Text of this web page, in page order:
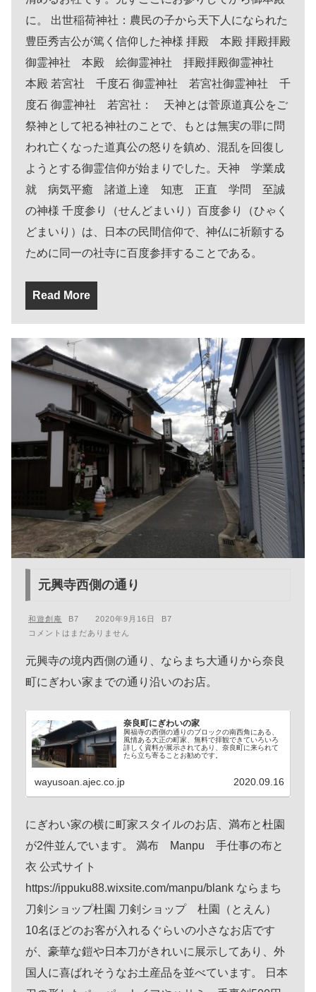
に。 出世稲荷神社：農民の子から天下人になられた
豊臣秀吉公が篤く信仰した神様 拝殿 本殿 拝殿拝殿
御霊神社 本殿 絵御霊神社 拝殿拝殿御霊神社
本殿 若宮社 千度石 御霊神社 若宮社御霊神社 千
度石 御霊神社 若宮社： 天神とは菅原道真公をご
祭神として祀る神社のことで、もとは無実の罪に問
われ亡くなった道真公の怒りを鎮め、混乱を回復し
ようとする御霊信仰が始まりでした。天神 学業成
就 病気平癒 諸道上達 知恵 正直 学問 至誠
の神様 千度参り（せんどまいり）百度参り（ひゃく
どまいり）は、日本の民間信仰で、神仏に祈願する
ために同一の社寺に百度参拝することである。
Read More
元興寺西側の通り
和遊創庵
2020年9月16日
コメントはまだありません
元興寺の境内西側の通り、ならまち大通りから奈良
町にぎわい家までの通り沿いのお店。
奈良町にぎわいの家
興福寺の西側の通りのブロックの南西角にある、
風情ある大正の町家、無料で拝観できていろいろ
詳しく資料が展示されてあり、奈良町に来られて
たら立ち寄ることお勧めです。
wayusoan.ajec.co.jp 2020.09.16
にぎわい家の横に町家スタイルのお店、満布と杜園
が2件並んでいます。 満布 Manpu 手仕事の布と
衣 公式サイト
https://ippuku88.wixsite.com/manpu/blank ならまち
刀剣ショップ杜園 刀剣ショップ 杜園（とえん）
10名ほどのお客が入れるぐらいの小さなお店です
が、豪華な鎧や日本刀がきれいに展示してあり、外
国人に喜ばれそうなお土産品を並べています。 日本